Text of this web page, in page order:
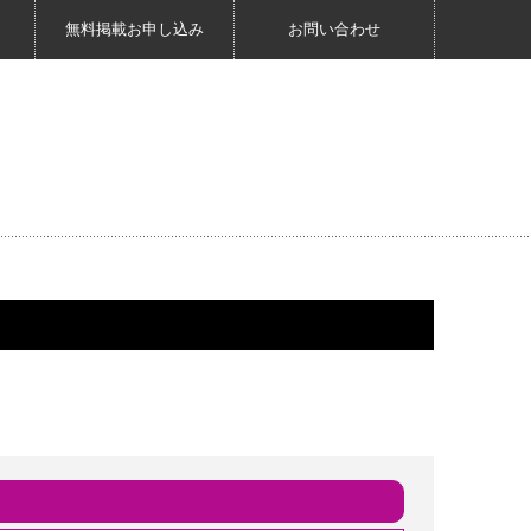
無料掲載お申し込み お問い合わせ